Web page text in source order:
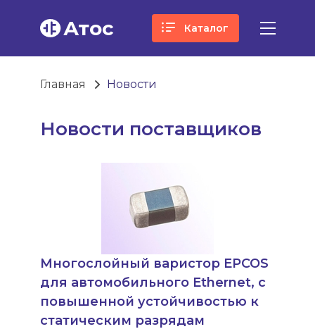
Атос Каталог
Главная Новости
Новости поставщиков
Многослойный варистор EPCOS
для автомобильного Ethernet, с
повышенной устойчивостью к
статическим разрядам